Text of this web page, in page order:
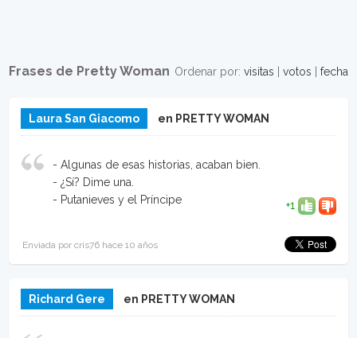
Ordenar por: visitas votos fecha
Frases de Pretty Woman
Laura San Giacomo en PRETTY WOMAN
- Algunas de esas historias, acaban bien.
- ¿Sí? Dime una.
- Putanieves y el Príncipe
+1
Enviada por cris76 hace 10 años
Richard Gere en PRETTY WOMAN